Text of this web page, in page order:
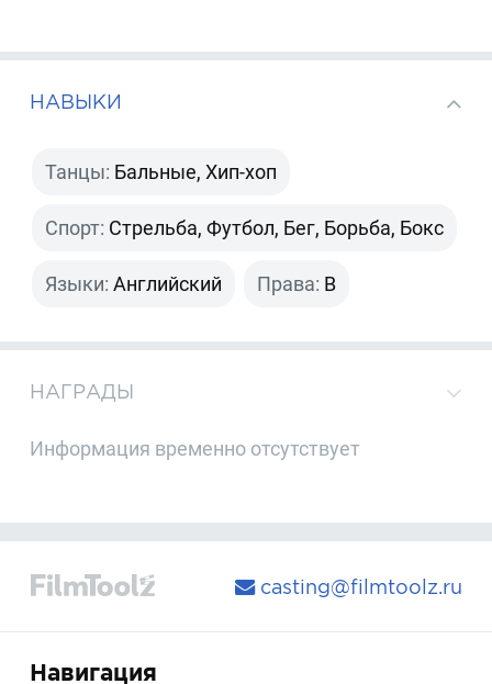
НАВЫКИ
Танцы: Бальные, Хип-хоп
Спорт: Стрельба, Футбол, Бег, Борьба, Бокс
Языки: Английский Права: B
НАГРАДЫ
Информация временно отсутствует
casting@filmtoolz.ru
Навигация